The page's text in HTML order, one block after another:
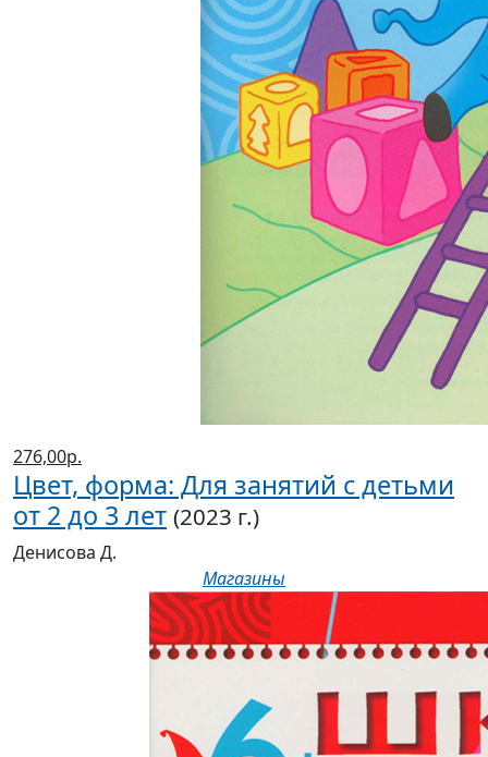
276,00р.
Цвет, форма: Для занятий с детьми
от 2 до 3 лет (2023 г.)
Денисова Д.
Магазины